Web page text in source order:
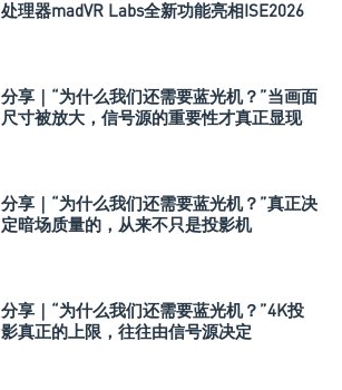
处理器madVR Labs全新功能亮相ISE2026
分享｜“为什么我们还需要蓝光机？”当画面
尺寸被放大，信号源的重要性才真正显现
分享｜“为什么我们还需要蓝光机？”真正决
定暗场质量的，从来不只是投影机
分享｜“为什么我们还需要蓝光机？”4K投
影真正的上限，往往由信号源决定